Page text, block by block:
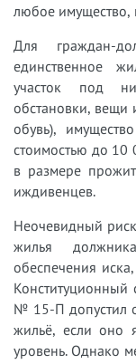
любое имущество,
Для граждан-
единственное
участок под
обстановки, вещи
обувь),
стоимостью до 10
в размере
иждивенцев.
Неочевидный
жилья
обеспечения
№ 15-П допустил
жильё, если оно
уровень. Однако